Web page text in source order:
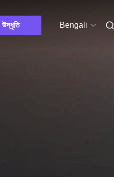
উদ্ধৃতি Bengali